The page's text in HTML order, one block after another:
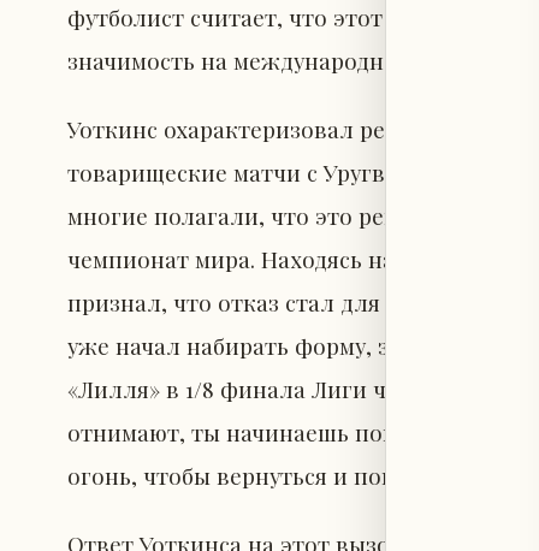
футболист считает, что этот удар лишь
значимость на международной арене.
Уоткинс охарактеризовал решение
товарищеские матчи с Уругваем и
многие полагали, что это решение
чемпионат мира. Находясь на
признал, что отказ стал для него
уже начал набирать форму, забил
«Лилля» в 1/8 финала Лиги чемпионов. Он
отнимают, ты начинаешь понимать,
огонь, чтобы вернуться и показать, на что
Ответ Уоткинса на этот вызов оказался